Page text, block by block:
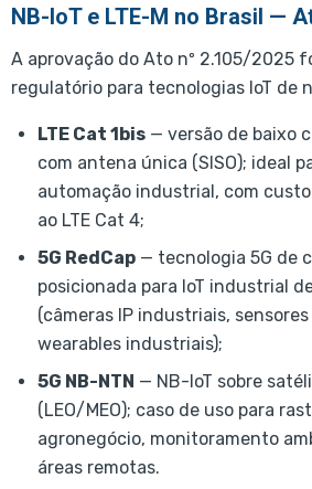
NB-IoT e LTE-M no Brasil —
A aprovação do Ato nº 2.105/2025
regulatório para tecnologias IoT de
LTE Cat 1bis — versão de baixo
com antena única (SISO); ideal
automação industrial, com
ao LTE Cat 4;
5G RedCap — tecnologia 5G de
posicionada para IoT industrial
(câmeras IP industriais,
wearables industriais);
5G NB-NTN — NB-IoT sobre
(LEO/MEO); caso de uso para
agronegócio, monitoramento
áreas remotas.